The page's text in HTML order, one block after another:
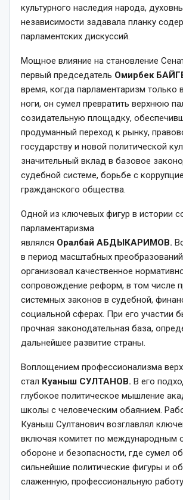
культурного наследия народа,
независимости задавала планку
парламентских дискуссий.
Мощное влияние на становление
первый председатель Омирбек
время, когда парламентаризм только
ноги, он сумел превратить верхнюю
созидательную площадку,
продуманный переход к рынку,
государству и новой политической
значительный вклад в базовое
судебной системе, борьбе с
гражданского общества.
Одной из ключевых фигур в истории
парламентаризма
являлся Оралбай АБДЫКАРИМОВ.
в период масштабных
организовал качественное
сопровождение реформ, в том числе
системных законов в судебной,
социальной сферах. При его участии
прочная законодательная база,
дальнейшее развитие страны.
Воплощением профессионализма
стал Куаныш СУЛТАНОВ. В его
глубокое политическое мышление
школы с человеческим обаянием.
Куаныш Султанович возглавлял
включая комитет по международным
обороне и безопасности, где сумел
сильнейшие политические фигуры и
слаженную, профессиональную